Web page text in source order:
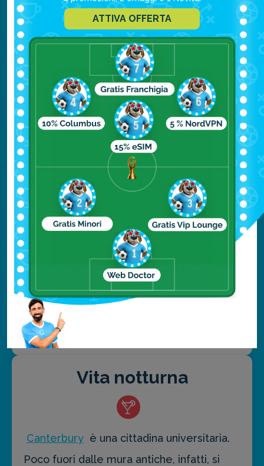
necessaria per difendere il principale
canale di accesso dall’Europa
all’Inghilterra, il porto appunto. A pochi
chilometri dalla civiltà, invece, un luogo
pacifico e naturale assolutamente
imperdibile: Le bianche scogliere di
Dover.
Il castello di Leeds:Lord Conway disse: è
il castello più bello del mondo! Questo
splendido palazzo infatti è stato costruito
al centro di un lago naturale ed è
circondato da una immensa distesa di
parchi e giardini (circa 500 ettari). Lo
stesso castello è dotato di un proprio
giardino, con una voliera, una grotta ed un
campo da golf.
Vita notturna
Canterbury è una cittadina universitaria.
Poco fuori dalle mura antiche, infatti, si
ATTIVA OFFERTA